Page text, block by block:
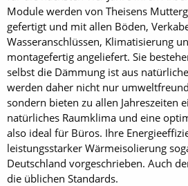
Module werden von Theisens
gefertigt und mit allen ­Böden,
Wasseranschlüssen, Klimatisierung
montagefertig angeliefert. Sie
selbst die Dämmung ist aus
werden daher nicht nur
sondern bieten zu allen Jahreszeiten
natürliches Raumklima und eine
also ideal für Büros. Ihre
leistungsstarker Wärmeisolierung
Deutschland vorgeschrieben. Auch
die üblichen Standards.